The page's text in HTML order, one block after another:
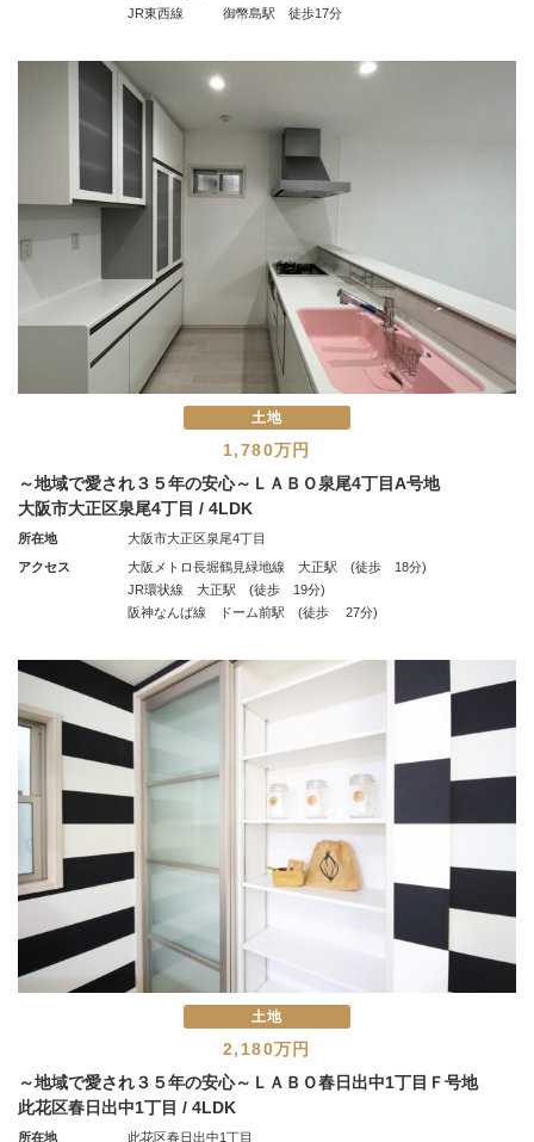
JR東西線 御幣島駅 徒歩17分
土地
1,780万円
～地域で愛され３５年の安心～ＬＡＢＯ泉尾4丁目A号地
大阪市大正区泉尾4丁目 / 4LDK
所在地
大阪市大正区泉尾4丁目
アクセス
大阪メトロ長堀鶴見緑地線 大正駅 (徒歩 18分)
JR環状線 大正駅 (徒歩 19分)
阪神なんば線 ドーム前駅 (徒歩 27分)
土地
2,180万円
～地域で愛され３５年の安心～ＬＡＢＯ春日出中1丁目Ｆ号地
此花区春日出中1丁目 / 4LDK
所在地 此花区春日出中1丁目